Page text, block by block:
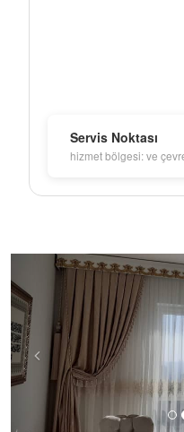
Servis Noktası
hizmet bölgesi: ve
Previous